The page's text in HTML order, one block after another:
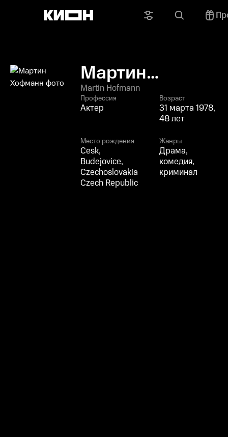
Мартин
Хофманн
Martin Hofmann
Профессия
Актер
Возраст
31 марта 1978,
48 лет
Место рождения
Cesk,
Budejovice,
Czechoslovakia
Czech Republic
Жанры
Драма,
комедия,
криминал